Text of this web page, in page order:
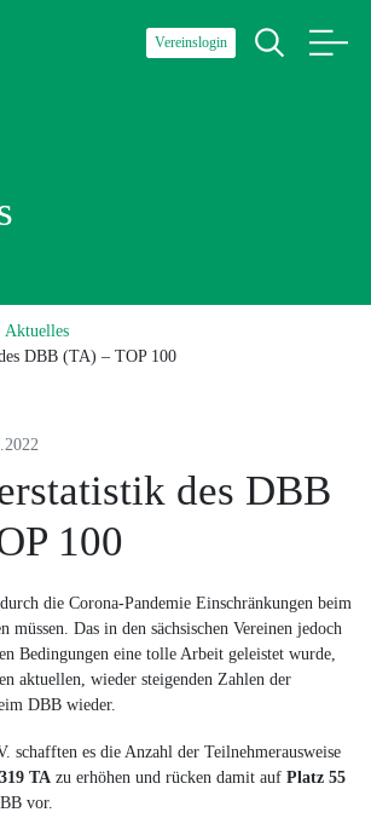
Vereinslogin
Aktuelles
DBB (TA) – TOP 100
des DBB
100
die Corona-Pandemie Einschränkungen beim
müssen. Das in den sächsischen Vereinen jedoch
Bedingungen eine tolle Arbeit geleistet wurde,
aktuellen, wieder steigenden Zahlen der
DBB wieder.
schafften es die Anzahl der Teilnehmerausweise
319 TA zu erhöhen und rücken damit auf Platz 55
vor.